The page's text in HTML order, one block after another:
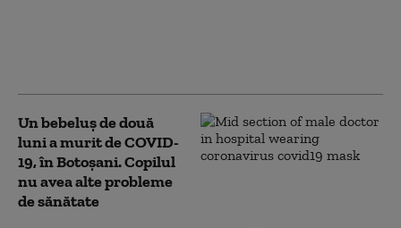
Un bebeluş de două
luni a murit de COVID-
19, în Botoşani. Copilul
nu avea alte probleme
de sănătate